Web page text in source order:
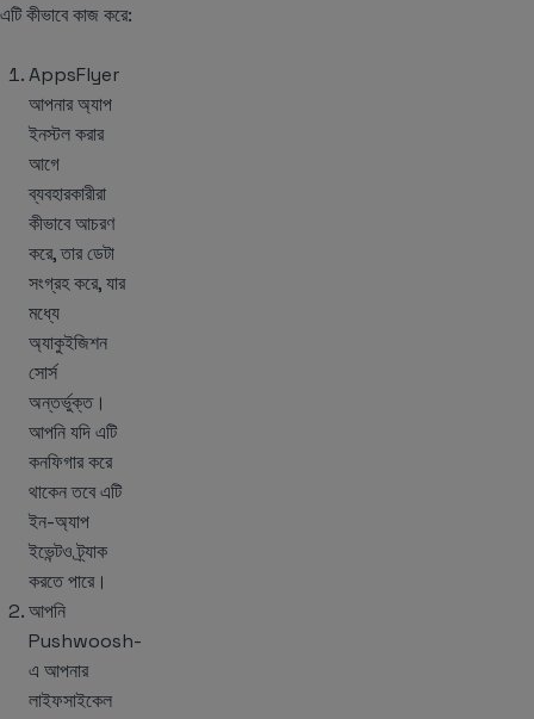
এটি কীভাবে কাজ করে:
AppsFlyer
আপনার অ্যাপ
ইনস্টল করার
আগে
ব্যবহারকারীরা
কীভাবে আচরণ
করে, তার ডেটা
সংগ্রহ করে, যার
মধ্যে
অ্যাকুইজিশন
সোর্স
অন্তর্ভুক্ত।
আপনি যদি এটি
কনফিগার করে
থাকেন তবে এটি
ইন-অ্যাপ
ইভেন্টও ট্র্যাক
করতে পারে।
আপনি
Pushwoosh-
এ আপনার
লাইফসাইকেল